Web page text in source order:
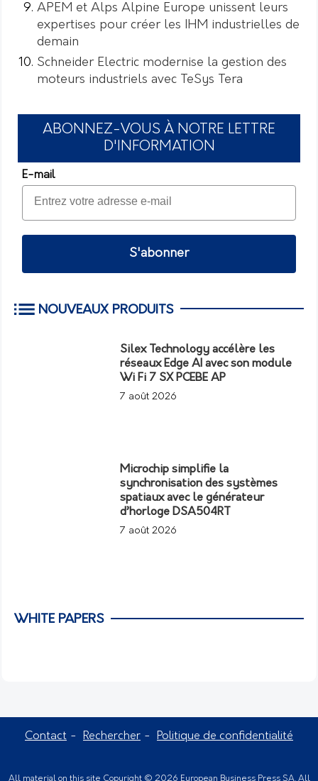
APEM et Alps Alpine Europe unissent leurs
expertises pour créer les IHM industrielles de
demain
Schneider Electric modernise la gestion des
moteurs industriels avec TeSys Tera
ABONNEZ-VOUS À NOTRE LETTRE
D'INFORMATION
E-mail
S'abonner
NOUVEAUX PRODUITS
Silex Technology accélère les
réseaux Edge AI avec son module
Wi Fi 7 SX PCEBE AP
7 août 2026
Microchip simplifie la
synchronisation des systèmes
spatiaux avec le générateur
d’horloge DSA504RT
7 août 2026
WHITE PAPERS
Contact Rechercher Politique de confidentialité
All material on this site Copyright © 2026 European Business Press SA. All